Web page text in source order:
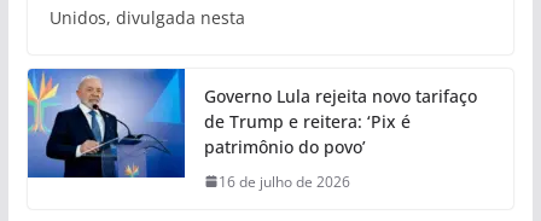
Unidos, divulgada nesta
Governo Lula rejeita novo tarifaço
de Trump e reitera: ‘Pix é
patrimônio do povo’
16 de julho de 2026